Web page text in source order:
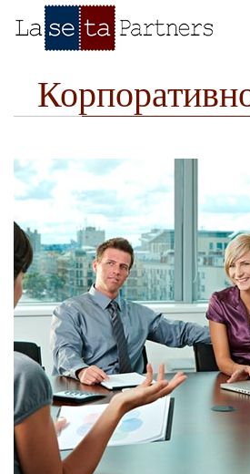
content